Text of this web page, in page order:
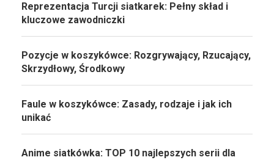
Reprezentacja Turcji siatkarek: Pełny skład i
kluczowe zawodniczki
Pozycje w koszykówce: Rozgrywający, Rzucający,
Skrzydłowy, Środkowy
Faule w koszykówce: Zasady, rodzaje i jak ich
unikać
Anime siatkówka: TOP 10 najlepszych serii dla